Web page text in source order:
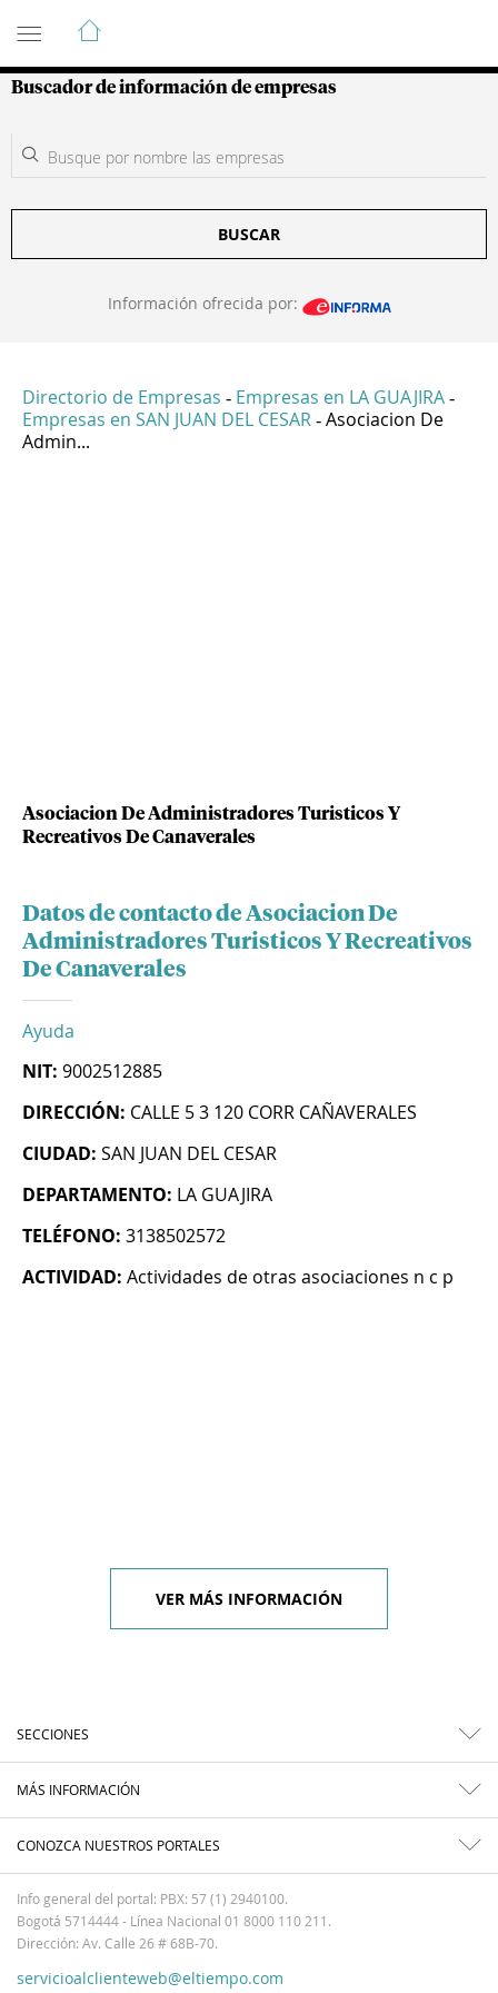
Guía de Empresas Colombianas
Buscador de información de empresas
BUSCAR
Información ofrecida por:
Directorio de Empresas - Empresas en LA GUAJIRA -
Empresas en SAN JUAN DEL CESAR - Asociacion De
Admin...
Asociacion De Administradores Turisticos Y
Recreativos De Canaverales
Datos de contacto de Asociacion De
Administradores Turisticos Y Recreativos
De Canaverales
Ayuda
NIT: 9002512885
DIRECCIÓN: CALLE 5 3 120 CORR CAÑAVERALES
CIUDAD: SAN JUAN DEL CESAR
DEPARTAMENTO: LA GUAJIRA
TELÉFONO: 3138502572
ACTIVIDAD: Actividades de otras asociaciones n c p
VER MÁS INFORMACIÓN
SECCIONES
MÁS INFORMACIÓN
CONOZCA NUESTROS PORTALES
Info general del portal: PBX: 57 (1) 2940100.
Bogotá 5714444 - Línea Nacional 01 8000 110 211.
Dirección: Av. Calle 26 # 68B-70.
servicioalclienteweb@eltiempo.com